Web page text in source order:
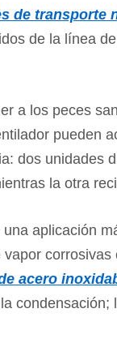
de transporte
de la línea
a los peces
pueden
dos unidades
la otra
una aplicación
acero
condensación;